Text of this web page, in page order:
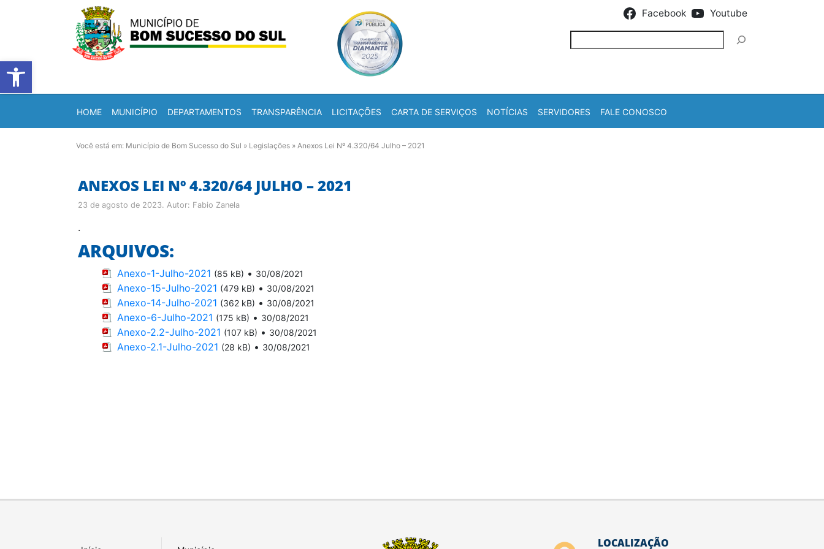
Barra de Ferramentas Aberta
Facebook Youtube
HOME MUNICÍPIO DEPARTAMENTOS TRANSPARÊNCIA LICITAÇÕES CARTA DE SERVIÇOS NOTÍCIAS SERVIDORES FALE CONOSCO
Você está em: Município de Bom Sucesso do Sul » Legislações » Anexos Lei Nº 4.320/64 Julho – 2021
ANEXOS LEI Nº 4.320/64 JULHO – 2021
23 de agosto de 2023. Autor: Fabio Zanela
.
ARQUIVOS:
Anexo-1-Julho-2021 (85 kB) • 30/08/2021
Anexo-15-Julho-2021 (479 kB) • 30/08/2021
Anexo-14-Julho-2021 (362 kB) • 30/08/2021
Anexo-6-Julho-2021 (175 kB) • 30/08/2021
Anexo-2.2-Julho-2021 (107 kB) • 30/08/2021
Anexo-2.1-Julho-2021 (28 kB) • 30/08/2021
LOCALIZAÇÃO